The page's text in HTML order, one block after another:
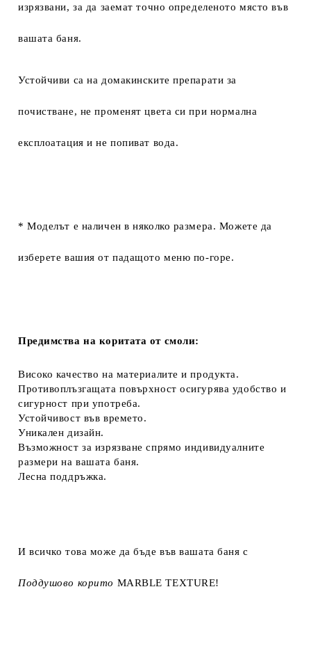
изрязвани, за да заемат точно определеното място във
вашата баня.
Устойчиви са на домакинските препарати за
почистване, не променят цвета си при нормална
експлоатация и не попиват вода.
* Моделът е наличен в няколко размера. Можете да
изберете вашия от падащото меню по-горе.
Предимства на коритата от смоли:
Високо качество на материалите и продукта.
Противоплъзгащата повърхност осигурява удобство и
сигурност при употреба.
Устойчивост във времето.
Уникален дизайн.
Възможност за изрязване спрямо индивидуалните
размери на вашата баня.
Лесна поддръжка.
И всичко това може да бъде във вашата баня с
Поддушово корито MARBLE TEXTURE!